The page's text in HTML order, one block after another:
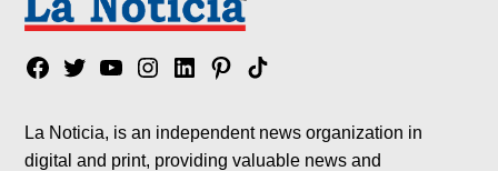
Facebook
TwitterYouTubeInstagram
LinkedinPinterest
Tik
La Noticia, is an independent news organization in
digital and print, providing valuable news and